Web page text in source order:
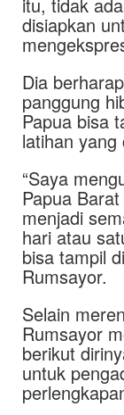
itu, tidak
disiapkan
Dia
panggung
Papua bisa
latihan yang
“Saya
Papua
menjadi
hari atau
bisa tampil
Rumsayor.
Selain
Rumsayor
berikut
untuk